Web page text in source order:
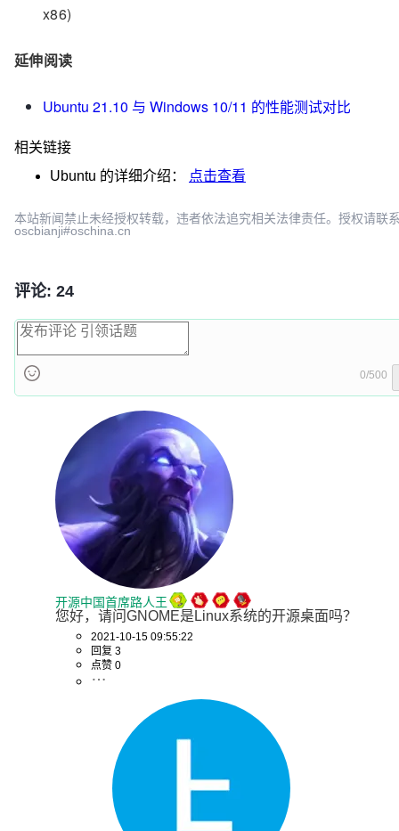
x86)
延伸阅读
Ubuntu 21.10 与 Windows 10/11 的性能测试对比
相关链接
Ubuntu 的详细介绍： 点击查看
本站新闻禁止未经授权转载，违者依法追究相关法律责任。授权请联
oscbianji#oschina.cn
评论: 24
0/500
开源中国首席路人王
您好，请问GNOME是Linux系统的开源桌面吗？
2021-10-15 09:55:22
回复 3
点赞 0